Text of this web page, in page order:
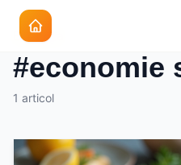
Eticheta
#economie
1 articol